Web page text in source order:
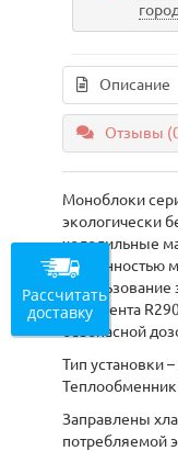
Описание
Отзывы
Моноблоки
экологически
холодильные
особенностью
хладагента
безопасной
Тип установки
Заправлены
потребляемой
Рассчитать
доставку